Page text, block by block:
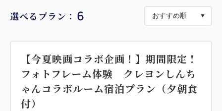
選べるプラン： 6
【今夏映画コラボ企画！】期間限定！
フォトフレーム体験 クレヨンしんち
ゃんコラボルーム宿泊プラン（夕朝食
付）